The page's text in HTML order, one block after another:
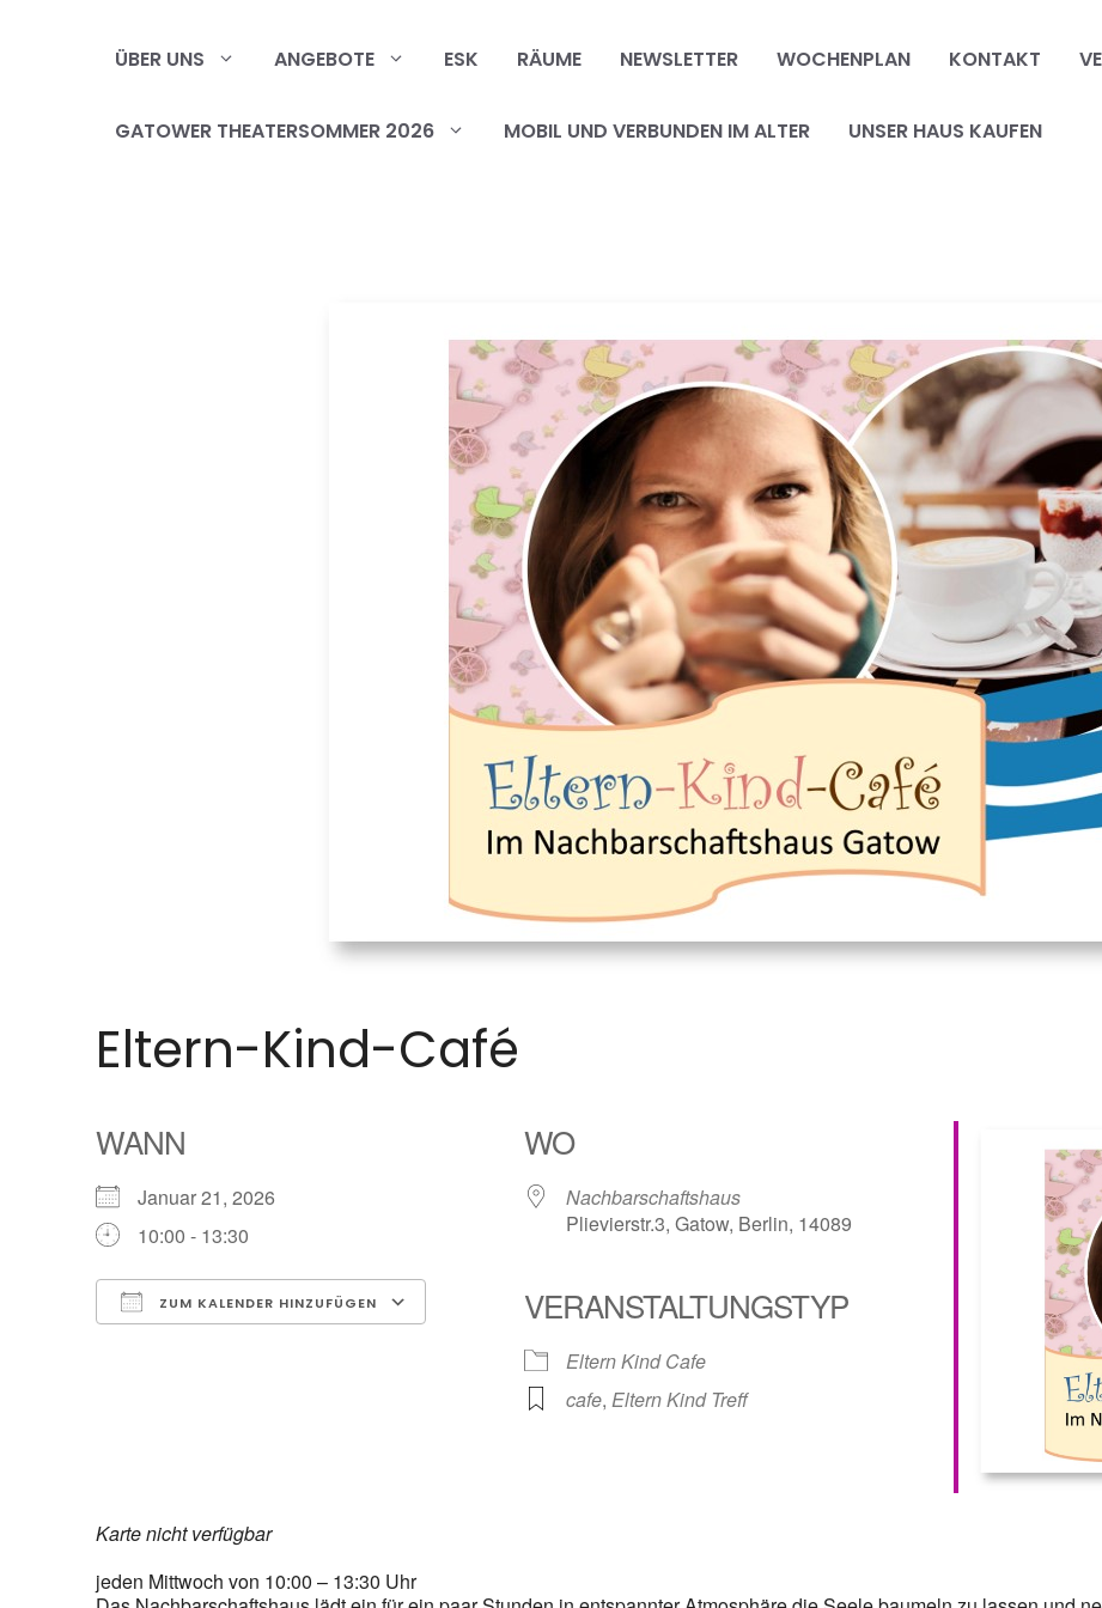
ÜBER UNS ANGEBOTE ESK RÄUME NEWSLETTER WOCHENPLAN KONTAKT
GATOWER THEATERSOMMER 2026 MOBIL UND VERBUNDEN IM ALTER UNSER HAUS KAUFEN
Eltern-Kind-Café
WANN
Januar 21, 2026
10:00 - 13:30
ZUM KALENDER HINZUFÜGEN
Google Kalender
WO
Nachbarschaftshaus
Plievierstr.3, Gatow, Berlin, 14089
VERANSTALTUNGSTYP
Eltern Kind Cafe
cafe,Eltern Kind Treff
Karte nicht verfügbar
jeden Mittwoch von 10:00 – 13:30 Uhr